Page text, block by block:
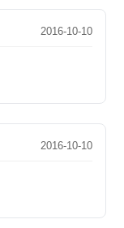
2016-10-10
2016-10-10